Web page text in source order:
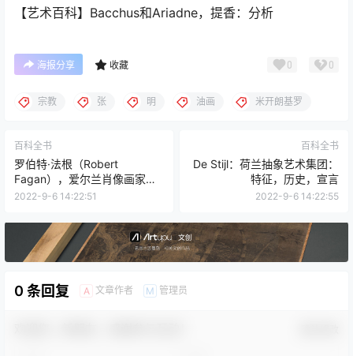
【艺术百科】Bacchus和Ariadne，提香：分析
海报分享 收藏 0 0
宗教 张 明 油画 米开朗基罗
百科全书
罗伯特·法根（Robert
Fagan），爱尔兰肖像画家：
传记，绘画
2022-9-6 14:22:51
百科全书
De Stijl：荷兰抽象艺术集团：
特征，历史，宣言
2022-9-6 14:22:55
0 条回复 A 文章作者 M 管理员